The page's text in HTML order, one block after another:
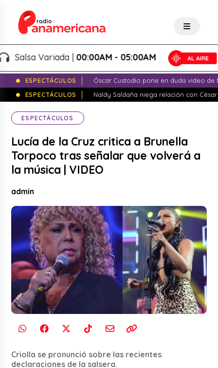
Variada |00:00AM - 05:00AM
ESPECTÁCULOS
Óscar Custodio pone en duda video de
ESPECTÁCULOS
Naldy Saldaña niega relación con
ESPECTÁCULOS
Lucía de la Cruz critica a Brunella
Torpoco tras señalar que volverá a
la música | VIDEO
admin
Criolla se pronunció sobre las recientes
declaraciones de la salsera.